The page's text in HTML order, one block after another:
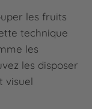
les fruits
technique
les
les disposer
visuel